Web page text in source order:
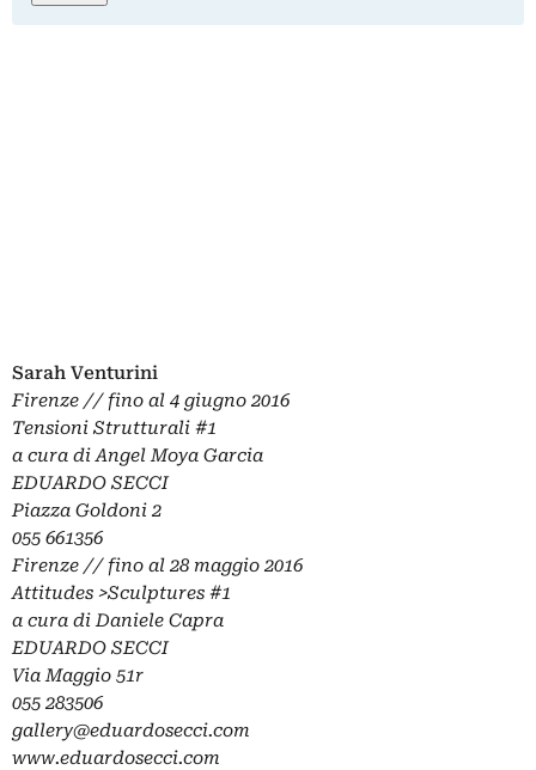
Sarah Venturini
Firenze // fino al 4 giugno 2016
Tensioni Strutturali #1
a cura di Angel Moya Garcia
EDUARDO SECCI
Piazza Goldoni 2
055 661356
Firenze // fino al 28 maggio 2016
Attitudes >Sculptures #1
a cura di Daniele Capra
EDUARDO SECCI
Via Maggio 51r
055 283506
gallery@eduardosecci.com
www.eduardosecci.com